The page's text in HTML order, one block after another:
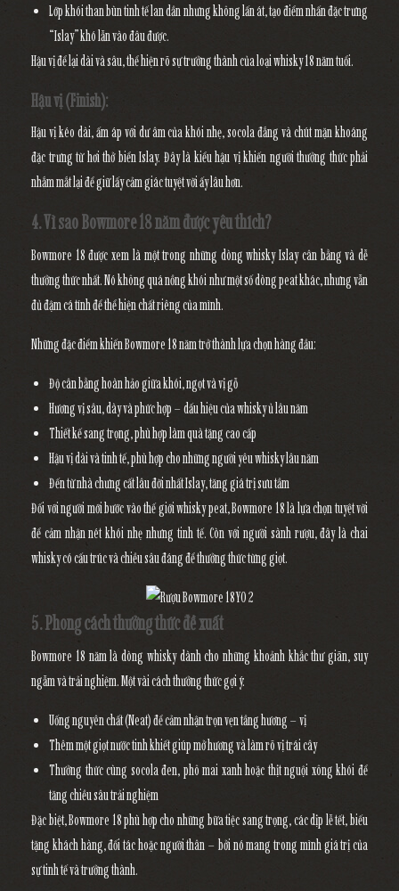
Lớp khói than bùn tinh tế lan dần nhưng không lấn át, tạo điểm nhấn đặc trưng
“Islay” khó lẫn vào đâu được.
Hậu vị để lại dài và sâu, thể hiện rõ sự trưởng thành của loại whisky 18 năm tuổi.
Hậu vị (Finish):
Hậu vị kéo dài, ấm áp với dư âm của khói nhẹ, socola đắng và chút mặn khoáng
đặc trưng từ hơi thở biển Islay. Đây là kiểu hậu vị khiến người thưởng thức phải
nhắm mắt lại để giữ lấy cảm giác tuyệt vời ấy lâu hơn.
4. Vì sao Bowmore 18 năm được yêu thích?
Bowmore 18 được xem là một trong những dòng whisky Islay cân bằng và dễ
thưởng thức nhất. Nó không quá nồng khói như một số dòng peat khác, nhưng vẫn
đủ đậm cá tính để thể hiện chất riêng của mình.
Những đặc điểm khiến Bowmore 18 năm trở thành lựa chọn hàng đầu:
Độ cân bằng hoàn hảogiữa khói, ngọt và vị gỗ
Hương vị sâu, dày và phức hợp – dấu hiệu của whisky ủ lâu năm
Thiết kế sang trọng, phù hợp làm quà tặng cao cấp
Hậu vị dài và tinh tế, phù hợp cho những người yêu whisky lâu năm
Đến từ nhà chưng cất lâu đời nhất Islay, tăng giá trị sưu tầm
Đối với người mới bước vào thế giới whisky peat, Bowmore 18 là lựa chọn tuyệt vời
để cảm nhận nét khói nhẹ nhưng tinh tế. Còn với người sành rượu, đây là chai
whisky có cấu trúc và chiều sâu đáng để thưởng thức từng giọt.
5. Phong cách thưởng thức đề xuất
Bowmore 18 năm là dòng whisky dành cho những khoảnh khắc thư giãn, suy
ngẫm và trải nghiệm. Một vài cách thưởng thức gợi ý:
Uống nguyên chất (Neat)để cảm nhận trọn vẹn tầng hương – vị
Thêm một giọt nước tinh khiếtgiúp mở hương và làm rõ vị trái cây
Thưởng thức cùng socola đen, phô mai xanh hoặc thịt nguội xông khói để
tăng chiều sâu trải nghiệm
Đặc biệt, Bowmore 18 phù hợp cho những bữa tiệc sang trọng, các dịp lễ tết, biếu
tặng khách hàng, đối tác hoặc người thân – bởi nó mang trong mình giá trị của
sự tinh tế và trưởng thành.